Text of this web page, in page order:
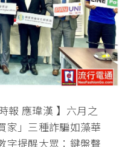
報 應瑋漢 】六月之
家」三種詐騙如藻華
字提醒大眾：鍵盤聲